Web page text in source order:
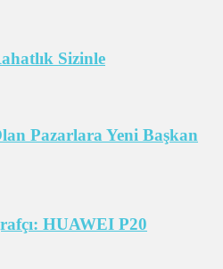
Sizinle
Pazarlara Yeni Başkan
HUAWEI P20